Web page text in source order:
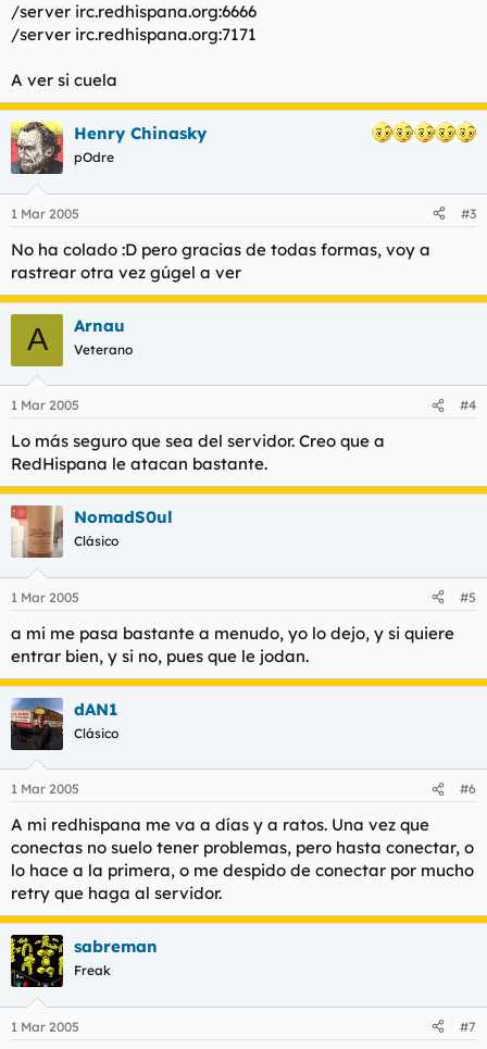
/server irc.redhispana.org:6666
/server irc.redhispana.org:7171
A ver si cuela
Henry Chinasky
pOdre
1 Mar 2005 #3
No ha colado :D pero gracias de todas formas, voy a
rastrear otra vez gúgel a ver
A Arnau
Veterano
1 Mar 2005 #4
Lo más seguro que sea del servidor. Creo que a
RedHispana le atacan bastante.
NomadS0ul
Clásico
1 Mar 2005 #5
a mi me pasa bastante a menudo, yo lo dejo, y si quiere
entrar bien, y si no, pues que le jodan.
dAN1
Clásico
1 Mar 2005 #6
A mi redhispana me va a días y a ratos. Una vez que
conectas no suelo tener problemas, pero hasta conectar, o
lo hace a la primera, o me despido de conectar por mucho
retry que haga al servidor.
sabreman
Freak
1 Mar 2005 #7